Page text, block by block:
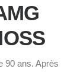
90 ans. Après